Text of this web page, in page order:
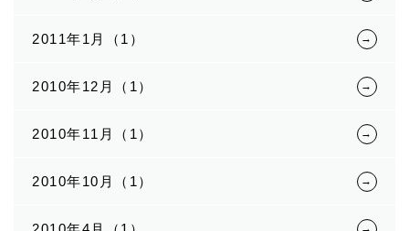
2011年1月（1）
2010年12月（1）
2010年11月（1）
2010年10月（1）